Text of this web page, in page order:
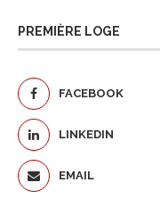
PREMIÈRE LOGE
FACEBOOK
LINKEDIN
EMAIL